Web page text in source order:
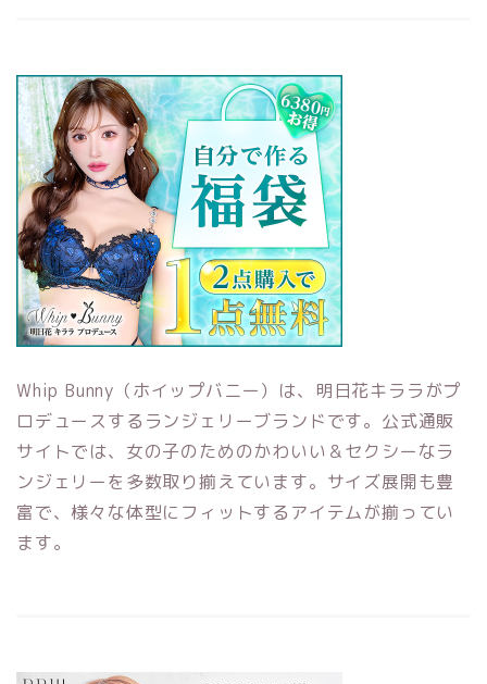
Whip Bunny（ホイップバニー）は、明日花キララがプ
ロデュースするランジェリーブランドです。公式通販
サイトでは、女の子のためのかわいい＆セクシーなラ
ンジェリーを多数取り揃えています。サイズ展開も豊
富で、様々な体型にフィットするアイテムが揃ってい
ます。